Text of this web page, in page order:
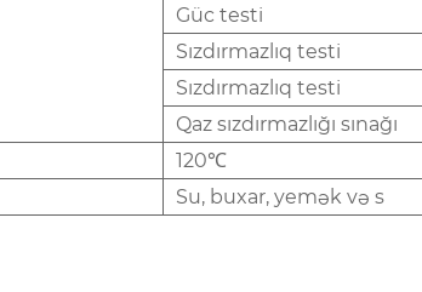
Güc testi
Sızdırmazlıq testi
Sızdırmazlıq testi
Qaz sızdırmazlığı sınağı
120℃
Su, buxar, yemək və s